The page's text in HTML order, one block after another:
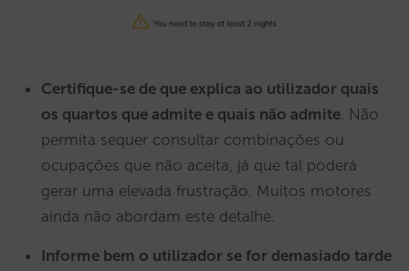
Certifique-se de que explica ao utilizador quais
os quartos que admite e quais não admite. Não
permita sequer consultar combinações ou
ocupações que não aceita, já que tal poderá
gerar uma elevada frustração. Muitos motores
ainda não abordam este detalhe.
Informe bem o utilizador se for demasiado tarde